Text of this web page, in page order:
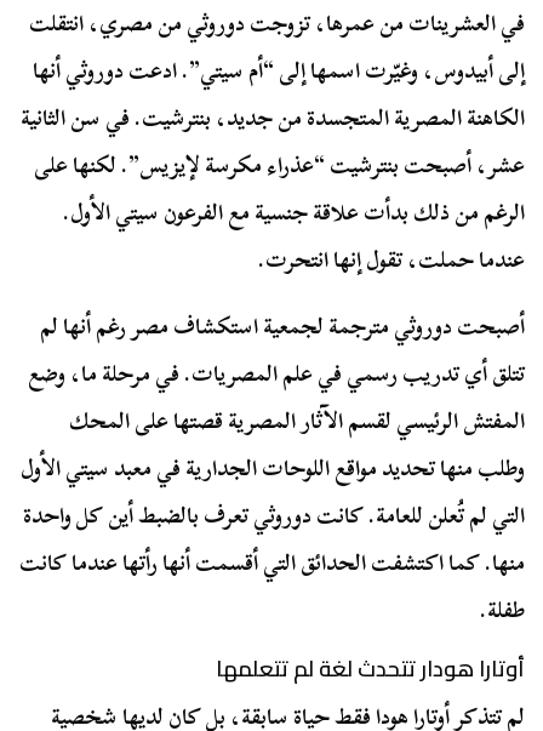
في العشرينات من عمرها، تزوجت دوروثي من مصري، انتقلت
إلى أبيدوس، وغيّرت اسمها إلى “أم سيتي”. ادعت دوروثي أنها
الكاهنة المصرية المتجسدة من جديد، بنترشيت. في سن الثانية
عشر، أصبحت بنترشيت “عذراء مكرسة لإيزيس”. لكنها على
الرغم من ذلك بدأت علاقة جنسية مع الفرعون سيتي الأول.
عندما حملت، تقول إنها انتحرت.
أصبحت دوروثي مترجمة لجمعية استكشاف مصر رغم أنها لم
تتلق أي تدريب رسمي في علم المصريات. في مرحلة ما، وضع
المفتش الرئيسي لقسم الآثار المصرية قصتها على المحك
وطلب منها تحديد مواقع اللوحات الجدارية في معبد سيتي الأول
التي لم تُعلن للعامة. كانت دوروثي تعرف بالضبط أين كل واحدة
منها. كما اكتشفت الحدائق التي أقسمت أنها رأتها عندما كانت
طفلة.
أوتارا هودار تتحدث لغة لم تتعلمها
لم تتذكر أوتارا هودا فقط حياة سابقة، بل كان لديها شخصية